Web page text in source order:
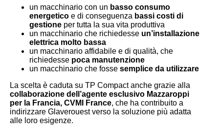
un macchinario con un basso consumo
energetico e di conseguenza bassi costi di
gestione per tutta la sua vita produttiva
un macchinario che richiedesse un’installazione
elettrica molto bassa
un macchinario affidabile e di qualità, che
richiedesse poca manutenzione
un macchinario che fosse semplice da utilizzare
La scelta è caduta su TP Compact anche grazie alla
collaborazione dell’agente esclusivo Mazzaroppi
per la Francia, CVMI France, che ha contribuito a
indirizzare Glaverouest verso la soluzione più adatta
alle loro esigenze.